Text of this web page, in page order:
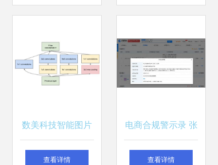
件创新
数美科技智能图片
识别 如何借助人工
查看详情
电商合规警示录 张
大奕网店关联公司
查看详情